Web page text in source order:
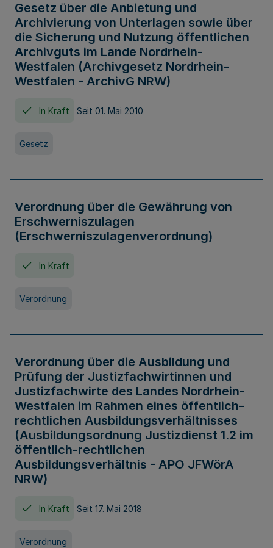
Gesetz über die Anbietung und
Archivierung von Unterlagen sowie über
die Sicherung und Nutzung öffentlichen
Archivguts im Lande Nordrhein-
Westfalen (Archivgesetz Nordrhein-
Westfalen - ArchivG NRW)
In Kraft Seit 01. Mai 2010
Gesetz
Verordnung über die Gewährung von
Erschwerniszulagen
(Erschwerniszulagenverordnung)
In Kraft
Verordnung
Verordnung über die Ausbildung und
Prüfung der Justizfachwirtinnen und
Justizfachwirte des Landes Nordrhein-
Westfalen im Rahmen eines öffentlich-
rechtlichen Ausbildungsverhältnisses
(Ausbildungsordnung Justizdienst 1.2 im
öffentlich-rechtlichen
Ausbildungsverhältnis - APO JFWörA
NRW)
In Kraft Seit 17. Mai 2018
Verordnung